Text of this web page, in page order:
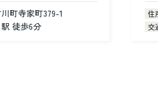
池田
」駅 徒歩14分
住
交